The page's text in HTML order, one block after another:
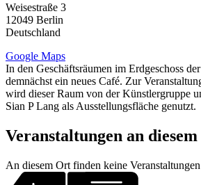
Weisestraße 3
12049 Berlin
Deutschland
Google Maps
In den Geschäftsräumen im Erdgeschoss
demnächst ein neues Café. Zur
wird dieser Raum von der Künstlergruppe
Sian P Lang als Ausstellungsfläche genutzt.
Veranstaltungen an
An diesem Ort finden keine Veranstaltungen